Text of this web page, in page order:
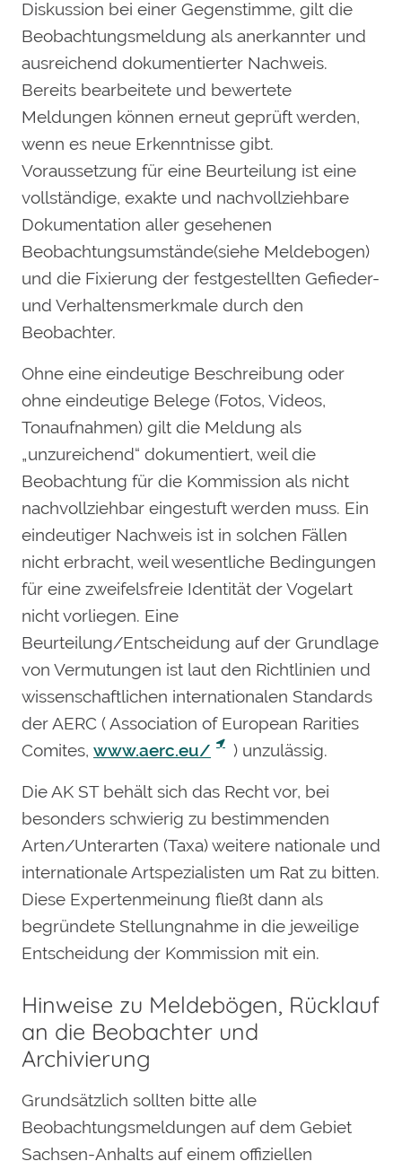
Diskussion bei einer Gegenstimme, gilt die
Beobachtungsmeldung als anerkannter und
ausreichend dokumentierter Nachweis.
Bereits bearbeitete und bewertete
Meldungen können erneut geprüft werden,
wenn es neue Erkenntnisse gibt.
Voraussetzung für eine Beurteilung ist eine
vollständige, exakte und nachvollziehbare
Dokumentation aller gesehenen
Beobachtungsumstände(siehe Meldebogen)
und die Fixierung der festgestellten Gefieder-
und Verhaltensmerkmale durch den
Beobachter.
Ohne eine eindeutige Beschreibung oder
ohne eindeutige Belege (Fotos, Videos,
Tonaufnahmen) gilt die Meldung als
„unzureichend“ dokumentiert, weil die
Beobachtung für die Kommission als nicht
nachvollziehbar eingestuft werden muss. Ein
eindeutiger Nachweis ist in solchen Fällen
nicht erbracht, weil wesentliche Bedingungen
für eine zweifelsfreie Identität der Vogelart
nicht vorliegen. Eine
Beurteilung/Entscheidung auf der Grundlage
von Vermutungen ist laut den Richtlinien und
wissenschaftlichen internationalen Standards
der AERC ( Association of European Rarities
Comites, www.aerc.eu/ ) unzulässig.
Die AK ST behält sich das Recht vor, bei
besonders schwierig zu bestimmenden
Arten/Unterarten (Taxa) weitere nationale und
internationale Artspezialisten um Rat zu bitten.
Diese Expertenmeinung fließt dann als
begründete Stellungnahme in die jeweilige
Entscheidung der Kommission mit ein.
Hinweise zu Meldebögen, Rücklauf
an die Beobachter und
Archivierung
Grundsätzlich sollten bitte alle
Beobachtungsmeldungen auf dem Gebiet
Sachsen-Anhalts auf einem offiziellen